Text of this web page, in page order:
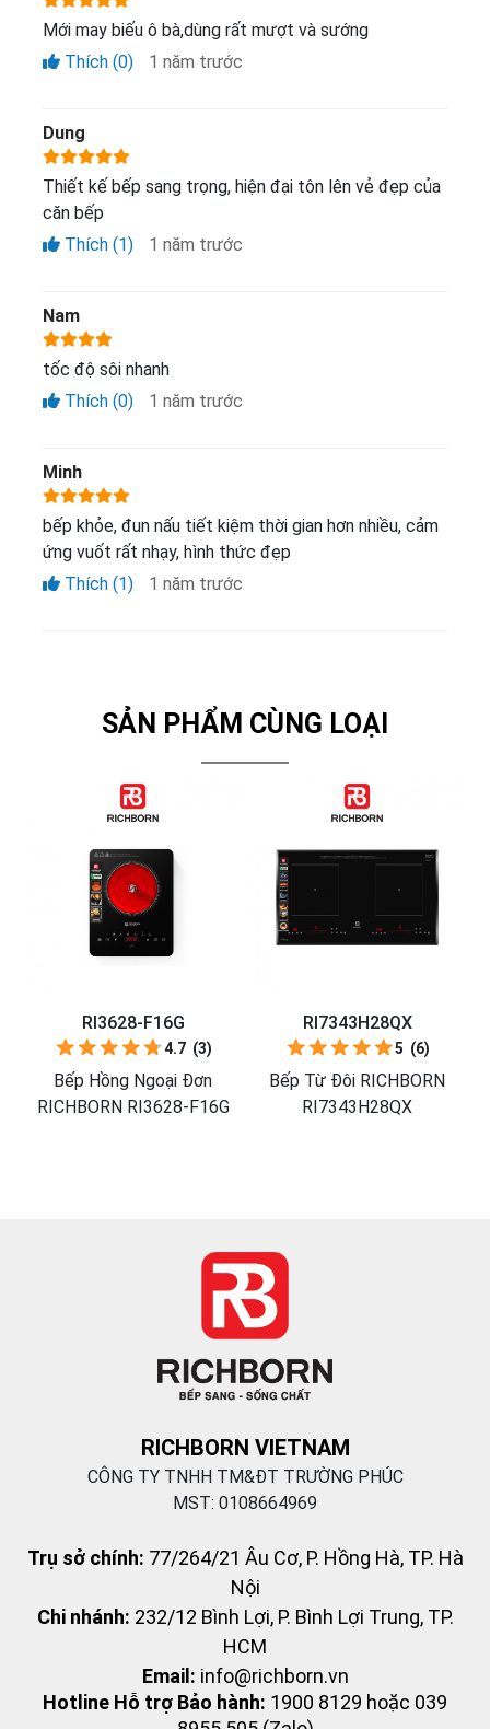
Mới may biếu ô bà,dùng rất mượt và sướng
Thích (0)
1 năm trước
Dung
Thiết kế bếp sang trọng, hiện đại tôn lên vẻ đẹp của
căn bếp
Thích (1)
1 năm trước
Nam
tốc độ sôi nhanh
Thích (0)
1 năm trước
Minh
bếp khỏe, đun nấu tiết kiệm thời gian hơn nhiều, cảm
ứng vuốt rất nhạy, hình thức đẹp
Thích (1)
1 năm trước
SẢN PHẨM CÙNG LOẠI
RI3628-F16G
4.7(3)
Hồng Ngoại Đơn
RI3628-F16G
RI7343H28QX
5(6)
Bếp Từ Đôi RICHBORN
RI7343H28QX
Bếp Từ
RICHBORN VIETNAM
CÔNG TY TNHH TM&ĐT TRƯỜNG PHÚC
MST: 0108664969
Trụ sở chính: 77/264/21 Âu Cơ, P. Hồng Hà, TP. Hà
Nội
Chi nhánh: 232/12 Bình Lợi, P. Bình Lợi Trung, TP.
HCM
Email: info@richborn.vn
Hotline Hỗ trợ Bảo hành: 1900 8129 hoặc 039